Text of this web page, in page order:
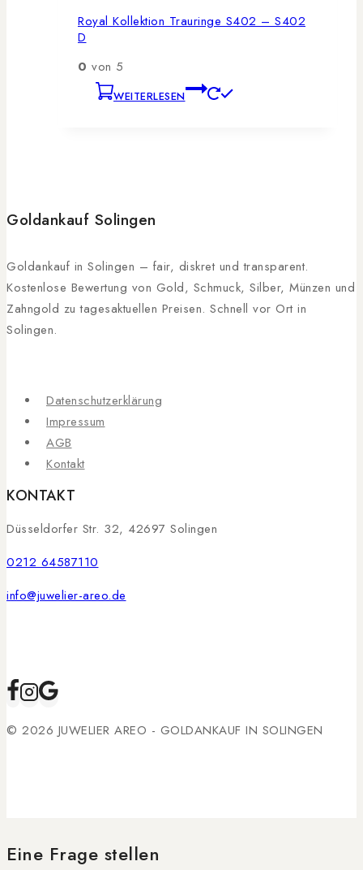
Royal Kollektion Trauringe S402 – S402
D
0 von 5
WEITERLESEN
Goldankauf Solingen
Goldankauf in Solingen – fair, diskret und transparent.
Kostenlose Bewertung von Gold, Schmuck, Silber, Münzen und
Zahngold zu tagesaktuellen Preisen. Schnell vor Ort in
Solingen.
Datenschutzerklärung
Impressum
AGB
Kontakt
KONTAKT
Düsseldorfer Str. 32, 42697 Solingen
0212 64587110
info@juwelier-areo.de
© 2026 JUWELIER AREO - GOLDANKAUF IN SOLINGEN
Eine Frage stellen